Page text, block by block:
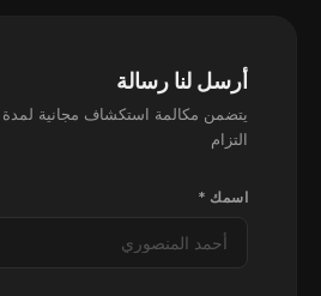
أرسل لنا رسالة
التزام
اسمك *